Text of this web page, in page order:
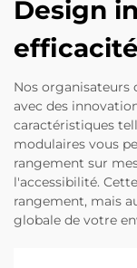
Design
Nos organisateurs
avec des
caractéristiques
modulaires vous
rangement sur
l'accessibilité.
rangement, mais
globale de votre